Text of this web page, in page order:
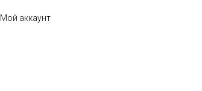
Мой аккаунт